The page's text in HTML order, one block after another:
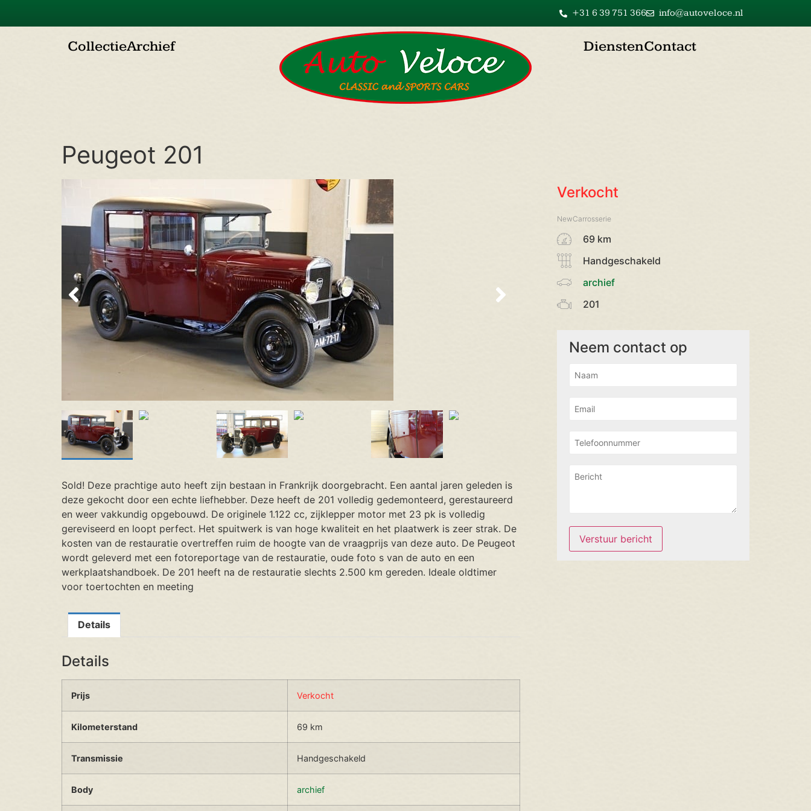
info@autoveloce.nl
+31 6 39 751 366
CollectieArchief DienstenContact
Peugeot 201
Sold! Deze prachtige auto heeft zijn bestaan in Frankrijk doorgebracht. Een aantal jaren geleden is
deze gekocht door een echte liefhebber. Deze heeft de 201 volledig gedemonteerd, gerestaureerd
en weer vakkundig opgebouwd. De originele 1.122 cc, zijklepper motor met 23 pk is volledig
gereviseerd en loopt perfect. Het spuitwerk is van hoge kwaliteit en het plaatwerk is zeer strak. De
kosten van de restauratie overtreffen ruim de hoogte van de vraagprijs van deze auto. De Peugeot
wordt geleverd met een fotoreportage van de restauratie, oude foto s van de auto en een
werkplaatshandboek. De 201 heeft na de restauratie slechts 2.500 km gereden. Ideale oldtimer
voor toertochten en meeting
Details
Details
Prijs Verkocht
Kilometerstand 69 km
Transmissie Handgeschakeld
Body archief
Verkocht
NewCarrosserie
69 km
Handgeschakeld
archief
201
Neem contact op
Verstuur bericht